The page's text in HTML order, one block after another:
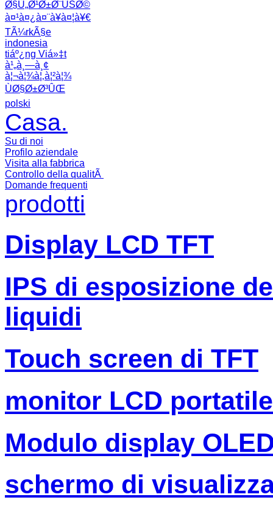
Ø§Ù„Ø¹Ø±Ø¨ÙŠØ©
à¤¹à¤¿à¤¨à¥à¤¦à¥€
TÃ¼rkÃ§e
indonesia
tiáº¿ng Viá»‡t
à¹„à¸—à¸¢
à¦¬à¦¾à¦‚à¦²à¦¾
ÙØ§Ø±Ø³ÛŒ
polski
Casa.
Su di noi
Profilo aziendale
Visita alla fabbrica
Controllo della qualitÃ
Domande frequenti
prodotti
Display LCD TFT
IPS di esposizione
liquidi
Touch screen di TFT
monitor LCD portatile
Modulo display
schermo di